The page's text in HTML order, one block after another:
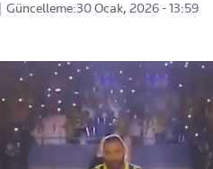
Güncelleme:30 Ocak, 2026 - 13:59